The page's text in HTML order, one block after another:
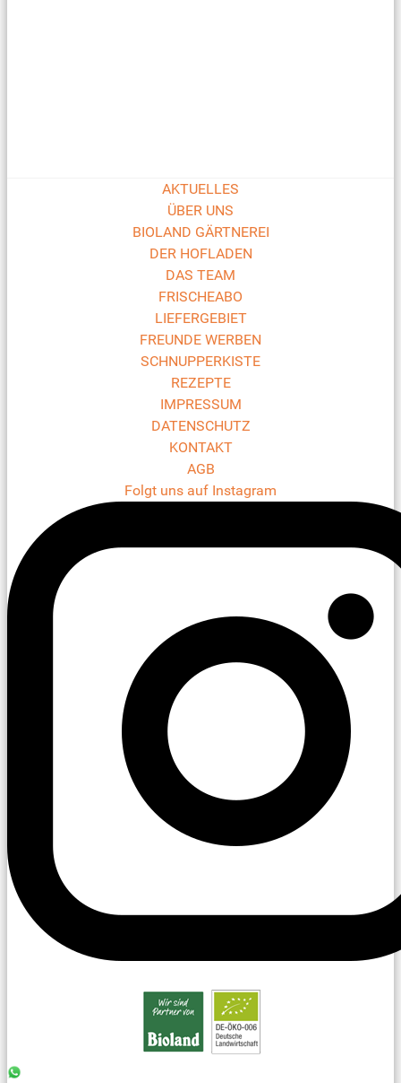
AKTUELLES
ÜBER UNS
BIOLAND GÄRTNEREI
DER HOFLADEN
DAS TEAM
FRISCHEABO
LIEFERGEBIET
FREUNDE WERBEN
SCHNUPPERKISTE
REZEPTE
IMPRESSUM
DATENSCHUTZ
KONTAKT
AGB
Folgt uns auf Instagram